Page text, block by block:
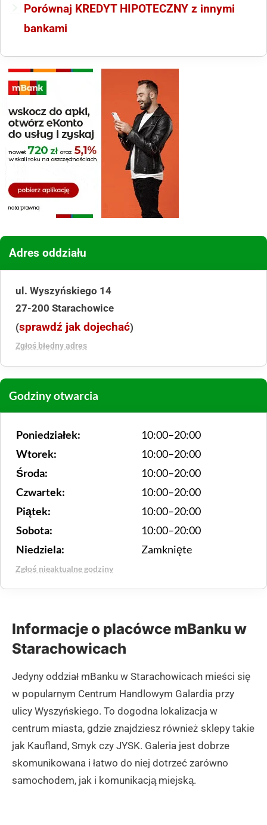
Porównaj KREDYT HIPOTECZNY z innymi
bankami
Adres oddziału
ul. Wyszyńskiego 14
27-200 Starachowice
(sprawdź jak dojechać)
Zgłoś błędny adres
Godziny otwarcia
Poniedziałek:
10:00–20:00
Wtorek:
10:00–20:00
Środa:
10:00–20:00
Czwartek:
10:00–20:00
Piątek:
10:00–20:00
Sobota:
10:00–20:00
Niedziela:
Zamknięte
Zgłoś nieaktualne godziny
Informacje o placówce mBanku w
Starachowicach
Jedyny oddział mBanku w Starachowicach mieści się
w popularnym Centrum Handlowym Galardia przy
ulicy Wyszyńskiego. To dogodna lokalizacja w
centrum miasta, gdzie znajdziesz również sklepy takie
jak Kaufland, Smyk czy JYSK. Galeria jest dobrze
skomunikowana i łatwo do niej dotrzeć zarówno
samochodem, jak i komunikacją miejską.